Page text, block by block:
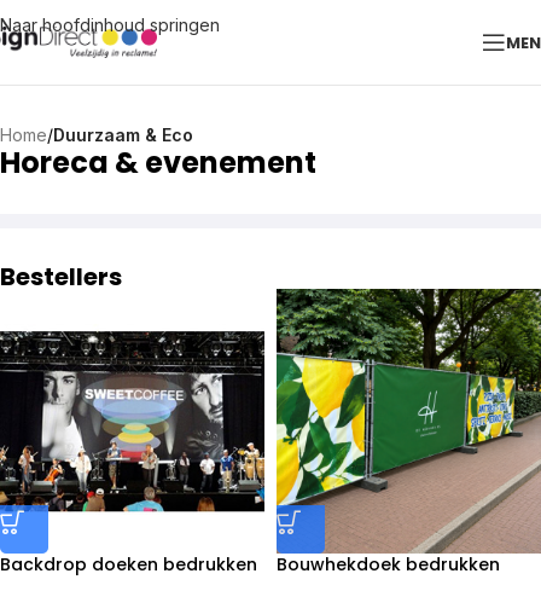
Naar hoofdinhoud springen
Home/Duurzaam & Eco
Horeca & evenement
Bestellers
Backdrop doeken bedrukken Bouwhekdoek bedrukken